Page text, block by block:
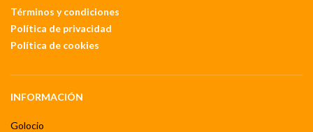
Términos y condiciones
Política de privacidad
Política de cookies
INFORMACIÓN
Golocio